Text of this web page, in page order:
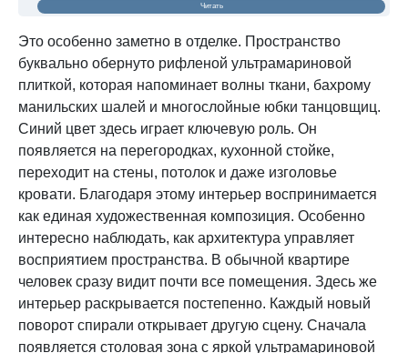
Читать
Это особенно заметно в отделке. Пространство
буквально обернуто рифленой ультрамариновой
плиткой, которая напоминает волны ткани, бахрому
манильских шалей и многослойные юбки танцовщиц.
Синий цвет здесь играет ключевую роль. Он
появляется на перегородках, кухонной стойке,
переходит на стены, потолок и даже изголовье
кровати. Благодаря этому интерьер воспринимается
как единая художественная композиция. Особенно
интересно наблюдать, как архитектура управляет
восприятием пространства. В обычной квартире
человек сразу видит почти все помещения. Здесь же
интерьер раскрывается постепенно. Каждый новый
поворот спирали открывает другую сцену. Сначала
появляется столовая зона с яркой ультрамариновой